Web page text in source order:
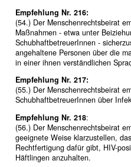
Empfehlung Nr. 216:
(54.) Der Menschenrechtsbeirat
Maßnahmen - etwa unter
SchubhaftbetreuerInnen -
angehaltene Personen über die
in einer ihnen verständlichen
Empfehlung Nr. 217:
(55.) Der Menschenrechtsbeirat
SchubhaftbetreuerInnen über
Empfehlung Nr. 218:
(56.) Der Menschenrechtsbeirat
geeignete Weise klarzustellen,
Rechtfertigung dafür gibt, HIV-
Häftlingen anzuhalten.